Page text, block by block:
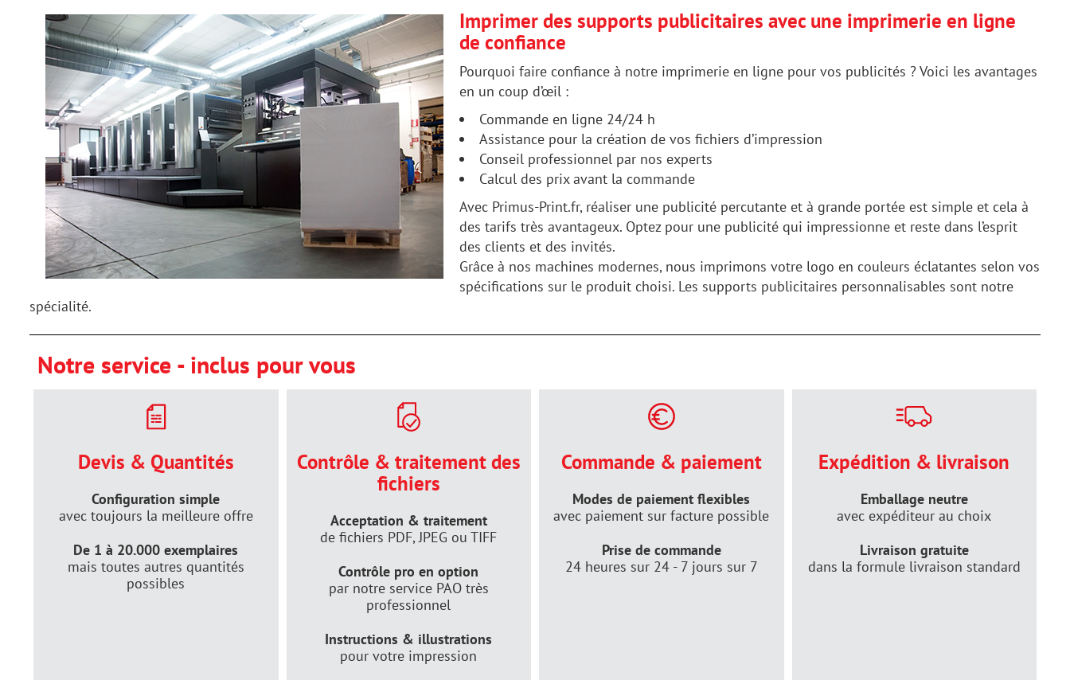
Imprimer des supports publicitaires avec une imprimerie en ligne
de confiance
Pourquoi faire confiance à notre imprimerie en ligne pour vos publicités ? Voici les avantages
en un coup d’œil :
Commande en ligne 24/24 h
Assistance pour la création de vos fichiers d’impression
Conseil professionnel par nos experts
Calcul des prix avant la commande
Avec Primus-Print.fr, réaliser une publicité percutante et à grande portée est simple et cela à
des tarifs très avantageux. Optez pour une publicité qui impressionne et reste dans l’esprit
des clients et des invités.
Grâce à nos machines modernes, nous imprimons votre logo en couleurs éclatantes selon vos
spécifications sur le produit choisi. Les supports publicitaires personnalisables sont notre
spécialité.
Notre service - inclus pour vous
Devis & Quantités
Configuration simple
avec toujours la meilleure offre
De 1 à 20.000 exemplaires
mais toutes autres quantités
possibles
Contrôle & traitement des
fichiers
Acceptation & traitement
de fichiers PDF, JPEG ou TIFF
Contrôle pro en option
par notre service PAO très
professionnel
Instructions & illustrations
pour votre impression
Commande & paiement
Modes de paiement flexibles
avec paiement sur facture possible
Prise de commande
24 heures sur 24 - 7 jours sur 7
Expédition & livraison
Emballage neutre
avec expéditeur au choix
Livraison gratuite
dans la formule livraison standard